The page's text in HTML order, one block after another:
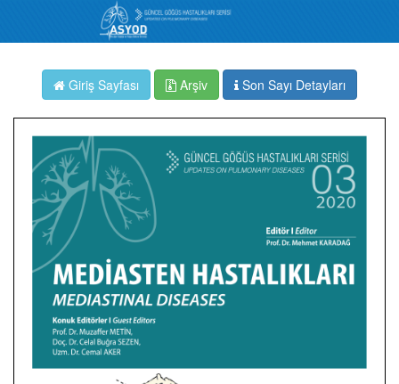
Giriş Sayfası Arşiv Son Sayı Detayları